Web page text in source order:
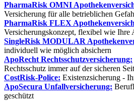
PharmaRisk OMNI
Versicherung für alle betrieblichen
PharmaRisk FLEX
Versicherungskonzept, flexibel wie Ihre
SingleRisk MODULAR
individuell wie möglich absichern
ApoRecht Rechtsschutzversicherung:
Rechtsschutz immer auf der sicheren
CostRisk-Police: Existenzsicherung -
ApoSecura Unfallversicherung:
geschützt